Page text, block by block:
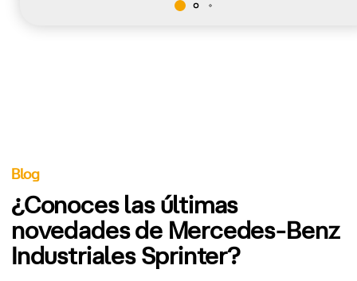
Blog
¿Conoces las últimas
novedades de Mercedes-Benz
Industriales Sprinter?